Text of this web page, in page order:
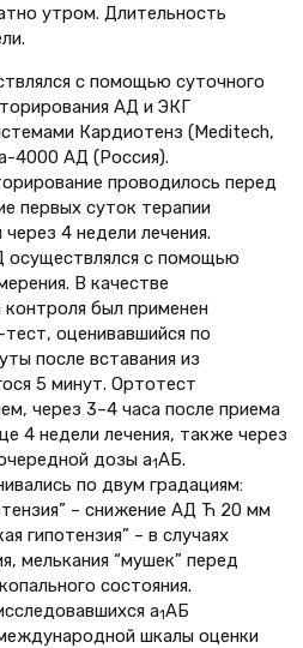
утром. Длительность
с помощью суточного
АД и ЭКГ
Кардиотенз (Meditech,
4000 АД (Россия).
проводилось перед
первых суток терапии
4 недели лечения.
осуществлялся с помощью
В качестве
был применен
оценивавшийся по
после вставания из
5 минут. Ортотест
через 3–4 часа после приема
4 недели лечения, также через
дозы a1АБ.
по двум градациям:
– снижение АД Ћ 20 мм
гипотензия” – в случаях
мелькания “мушек” перед
состояния.
a1АБ
шкалы оценки